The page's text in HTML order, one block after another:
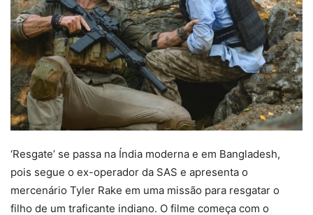
‘Resgate’ se passa na Índia moderna e em Bangladesh,
pois segue o ex-operador da SAS e apresenta o
mercenário Tyler Rake em uma missão para resgatar o
filho de um traficante indiano. O filme começa com o